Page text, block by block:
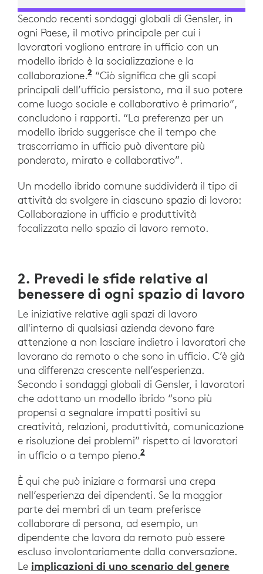
Secondo recenti sondaggi globali di Gensler, in
ogni Paese, il motivo principale per cui i
lavoratori vogliono entrare in ufficio con un
modello ibrido è la socializzazione e la
collaborazione.2 “In tutto il mondo i lavoratori
“Ciò significa che gli scopi
principali dell’ufficio persistono, ma il suo potere
come luogo sociale e collaborativo è primario”,
concludono i rapporti. “La preferenza per un
modello ibrido suggerisce che il tempo che
trascorriamo in ufficio può diventare più
ponderato, mirato e collaborativo”.
Un modello ibrido comune suddividerà il tipo di
attività da svolgere in ciascuno spazio di lavoro:
Collaborazione in ufficio e produttività
focalizzata nello spazio di lavoro remoto.
2. Prevedi le sfide relative al
benessere di ogni spazio di lavoro
Le iniziative relative agli spazi di lavoro
all'interno di qualsiasi azienda devono fare
attenzione a non lasciare indietro i lavoratori che
lavorano da remoto o che sono in ufficio. C’è già
una differenza crescente nell’esperienza.
Secondo i sondaggi globali di Gensler, i lavoratori
che adottano un modello ibrido “sono più
propensi a segnalare impatti positivi su
creatività, relazioni, produttività, comunicazione
e risoluzione dei problemi” rispetto ai lavoratori
in ufficio o a tempo pieno.2
È qui che può iniziare a formarsi una crepa
nell’esperienza dei dipendenti. Se la maggior
parte dei membri di un team preferisce
collaborare di persona, ad esempio, un
dipendente che lavora da remoto può essere
escluso involontariamente dalla conversazione.
Le implicazioni di uno scenario del genere